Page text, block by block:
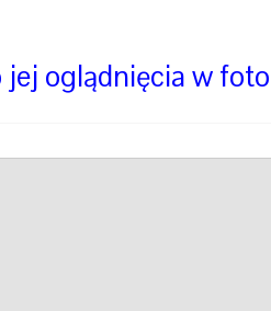
jej oglądnięcia w